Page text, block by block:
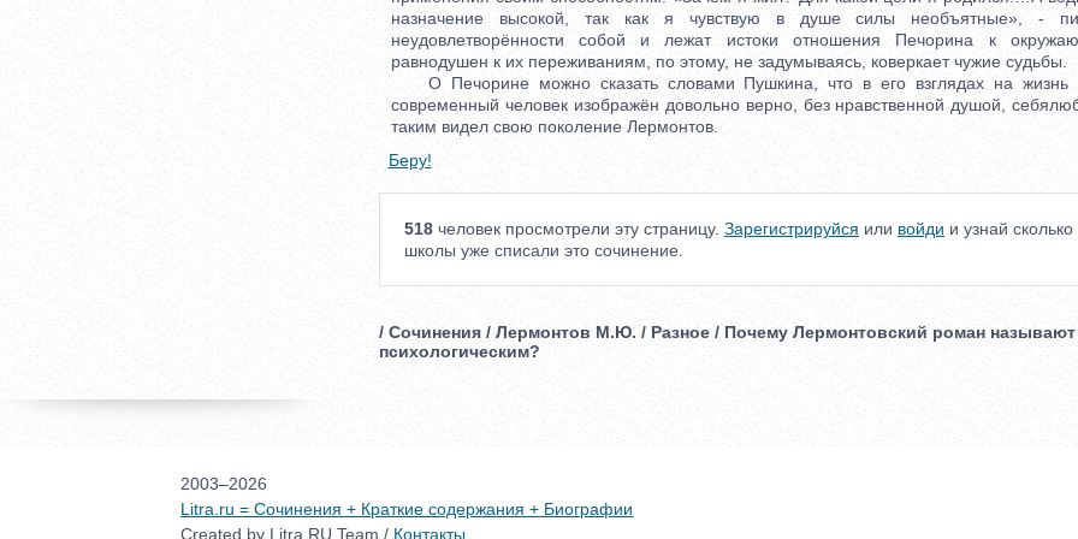
назначение высокой, так как я чувствую в душе силы необъятные», -
неудовлетворённости собой и лежат истоки отношения Печорина к
равнодушен к их переживаниям, по этому, не задумываясь, коверкает чужие судьбы.
О Печорине можно сказать словами Пушкина, что в его взглядах на жизнь
современный человек изображён довольно верно, без нравственной душой,
таким видел свою поколение Лермонтов.
Беру!
518человек просмотрели эту страницу. Зарегистрируйся или войди и узнай
школы уже списали это сочинение.
/ Сочинения / Лермонтов М.Ю. / Разное / Почему Лермонтовский роман называют
психологическим?
2003–2026
Litra.ru = Сочинения + Краткие содержания + Биографии
Created by Litra.RU Team / Контакты